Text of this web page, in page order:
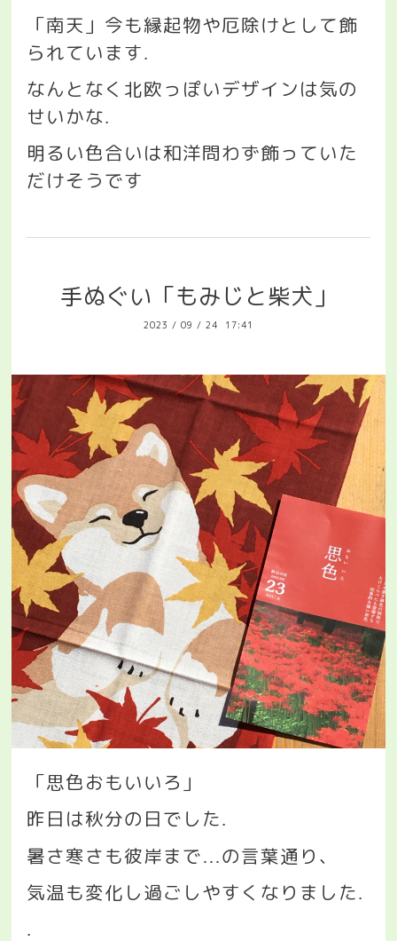
「南天」今も縁起物や厄除けとして飾
られています.
なんとなく北欧っぽいデザインは気の
せいかな.
明るい色合いは和洋問わず飾っていた
だけそうです
手ぬぐい「もみじと柴犬」
2023 / 09 / 24 17:41
「思色おもいいろ」
昨日は秋分の日でした.
暑さ寒さも彼岸まで…の言葉通り、
気温も変化し過ごしやすくなりました.
.